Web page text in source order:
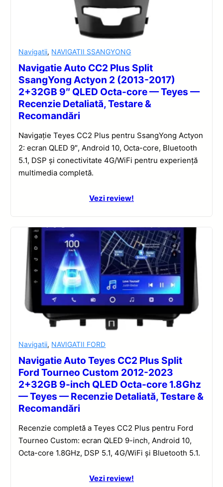
Navigatii, NAVIGATII SSANGYONG
Navigatie Auto CC2 Plus Split
SsangYong Actyon 2 (2013-2017)
2+32GB 9″ QLED Octa-core — Teyes —
Recenzie Detaliată, Testare &
Recomandări
Navigație Teyes CC2 Plus pentru SsangYong Actyon
2: ecran QLED 9″, Android 10, Octa-core, Bluetooth
5.1, DSP și conectivitate 4G/WiFi pentru experiență
multimedia completă.
Vezi review!
Navigatii, NAVIGATII FORD
Navigatie Auto Teyes CC2 Plus Split
Ford Tourneo Custom 2012-2023
2+32GB 9-inch QLED Octa-core 1.8Ghz
— Teyes — Recenzie Detaliată, Testare &
Recomandări
Recenzie completă a Teyes CC2 Plus pentru Ford
Tourneo Custom: ecran QLED 9-inch, Android 10,
Octa-core 1.8GHz, DSP 5.1, 4G/WiFi și Bluetooth 5.1.
Vezi review!